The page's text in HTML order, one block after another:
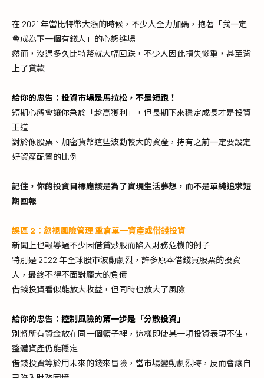
在 2021 年當比特幣大漲的時候，不少人全力加碼，抱著「我一定
會成為下一個有錢人」的心態進場
然而，沒過多久比特幣就大幅回跌，不少人因此損失慘重，甚至背
上了貸款​
給你的忠告：投資市場是馬拉松，不是短跑！
短期心態會讓你急於「趁高獲利」，但長期下來穩定成長才是投資
王道
對於像股票、加密貨幣這些波動較大的資產，持有之前一定要設定
好資產配置的比例
記住，你的投資目標應該是為了實現生活夢想，而不是單純追求短
期回報
誤區 2：忽視風險管理 重倉單一資產或借錢投資
新聞上也報導過不少因借貸炒股而陷入財務危機的例子
特別是 2022 年全球股市波動劇烈，許多原本借錢買股票的投資
人，最終不得不面對龐大的負債​
借錢投資看似能放大收益，但同時也放大了風險
給你的忠告：控制風險的第一步是「分散投資」
別將所有資金放在同一個籃子裡，這樣即使某一項投資表現不佳，
整體資產仍能穩定
借錢投資等於用未來的錢來冒險，當市場變動劇烈時，反而會讓自